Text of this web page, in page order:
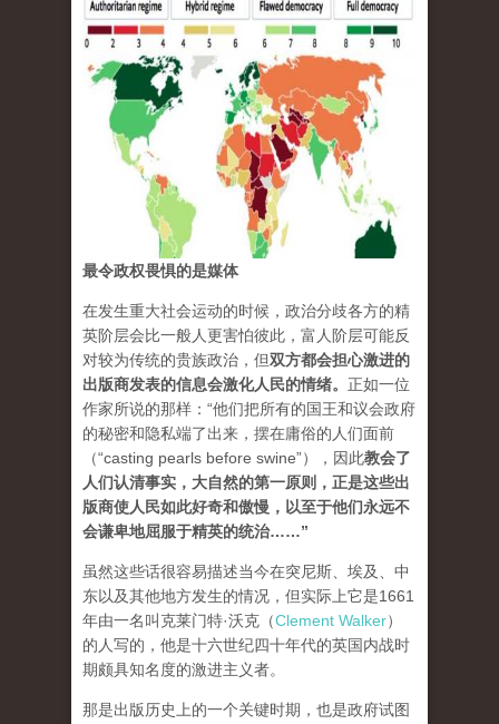
最令政权畏惧的是媒体
在发生重大社会运动的时候，政治分歧各方的精
英阶层会比一般人更害怕彼此，富人阶层可能反
对较为传统的贵族政治，但双方都会担心激进的
出版商发表的信息会激化人民的情绪。 正如一位
作家所说的那样：“他们把所有的国王和议会政府
的秘密和隐私端了出来，摆在庸俗的人们面前
（“casting pearls before swine”），因此教会了
人们认清事实，大自然的第一原则，正是这些出
版商使人民如此好奇和傲慢，以至于他们永远不
会谦卑地屈服于精英的统治……”
虽然这些话很容易描述当今在突尼斯、埃及、中
东以及其他地方发生的情况，但实际上它是1661
年由一名叫克莱门特·沃克（Clement Walker）
的人写的，他是十六世纪四十年代的英国内战时
期颇具知名度的激进主义者。
那是出版历史上的一个关键时期，也是政府试图